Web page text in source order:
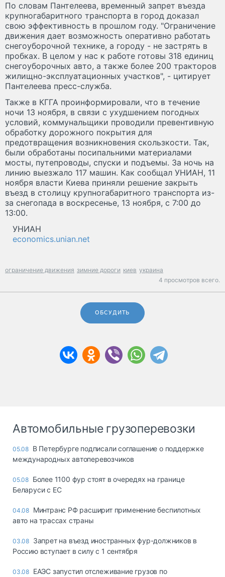
По словам Пантелеева, временный запрет въезда
крупногабаритного транспорта в город доказал
свою эффективность в прошлом году. "Ограничение
движения дает возможность оперативно работать
снегоуборочной технике, а городу - не застрять в
пробках. В целом у нас к работе готовы 318 единиц
снегоуборочных авто, а также более 200 тракторов
жилищно-эксплуатационных участков", - цитирует
Пантелеева пресс-служба.
Также в КГГА проинформировали, что в течение
ночи 13 ноября, в связи с ухудшением погодных
условий, коммунальщики проводили превентивную
обработку дорожного покрытия для
предотвращения возникновения скользкости. Так,
были обработаны посипальними материалами
мосты, путепроводы, спуски и подъемы. За ночь на
линию выезжало 117 машин. Как сообщал УНИАН, 11
ноября власти Киева приняли решение закрыть
въезд в столицу крупногабаритного транспорта из-
за снегопада в воскресенье, 13 ноября, с 7:00 до
13:00.
УНИАН
economics.unian.net
ограничение движения зимние дороги киев украина
4 просмотров всего.
ОБСУДИТЬ
Автомобильные грузоперевозки
05.08 В Петербурге подписали соглашение о поддержке
международных автоперевозчиков
05.08 Более 1100 фур стоят в очередях на границе
Беларуси с ЕС
04.08 Минтранс РФ расширит применение беспилотных
авто на трассах страны
03.08 Запрет на въезд иностранных фур-должников в
Россию вступает в силу с 1 сентября
03.08 ЕАЭС запустил отслеживание грузов по